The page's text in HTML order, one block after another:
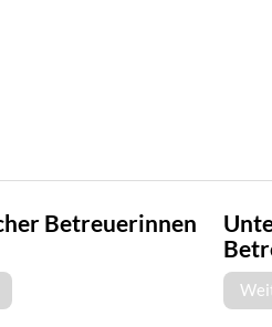
Betreuerinnen